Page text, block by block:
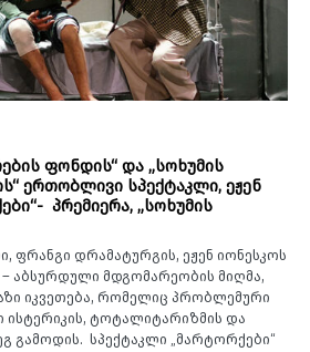
ფონდის“ და „სოხუმის
ერთობლივი სპექტაკლი, ეჟენ
პრემიერა, „სოხუმის
ფრანგი დრამატურგის, ეჟენ იონესკოს
– აბსურდული მდგომარეობის მიღმა,
იკვეთება, რომელიც პრობლემური
ისტერიკის, ტოტალიტარიზმის და
გამოდის. სპექტაკლი „მარტორქები“